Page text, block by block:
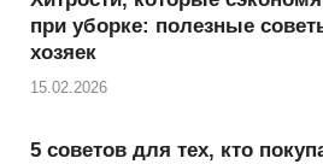
при уборке: полезные
хозяек
15.02.2026
5 советов для тех, кто